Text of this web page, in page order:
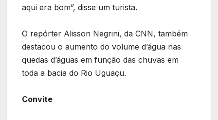
aqui era bom”, disse um turista.
O repórter Alisson Negrini, da CNN, também
destacou o aumento do volume d’água nas
quedas d’águas em função das chuvas em
toda a bacia do Rio Uguaçu.
Convite